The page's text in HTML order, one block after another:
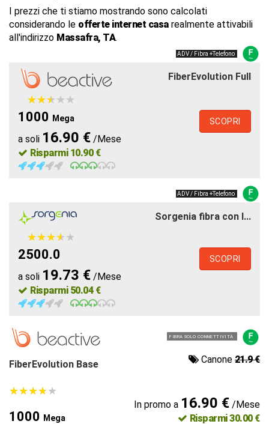
I prezzi che ti stiamo mostrando sono calcolati
considerando le offerte internet casarealmente attivabili
all'indirizzo Massafra, TA.
ADV / Fibra +Telefono
FiberEvolution Full
★★★★★
★★★★★
1000 Mega
a soli 16.90 € /Mese
Risparmi 10.90 €
SCOPRI
ADV / Fibra +Telefono
Sorgenia fibra con l...
★★★★★
★★★★★
2500.0
a soli 19.73 € /Mese
Risparmi 50.04 €
SCOPRI
FIBRA SOLO CONNETTIVITÀ
FiberEvolution Base Canone 21.9 €
★★★★★
★★★★★
1000 Mega
In promo a 16.90 €/Mese
Risparmi 30.00 €